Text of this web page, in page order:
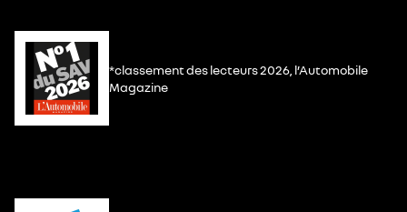
*classement des lecteurs 2026, l’Automobile
Magazine